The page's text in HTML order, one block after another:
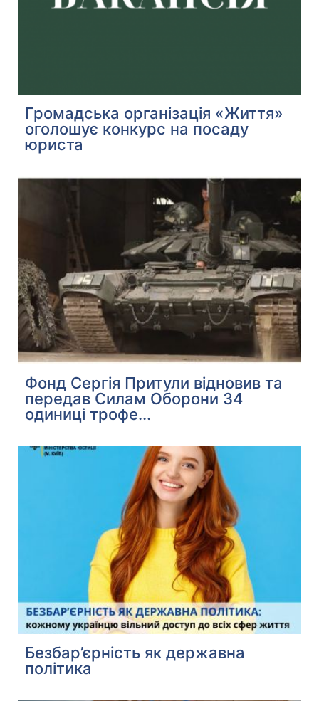
Громадська організація «Життя»
оголошує конкурс на посаду
юриста
Фонд Сергія Притули відновив тa
передaв Силaм Оборони 34
одиниці трофе...
Безбар’єрність як державна
політика